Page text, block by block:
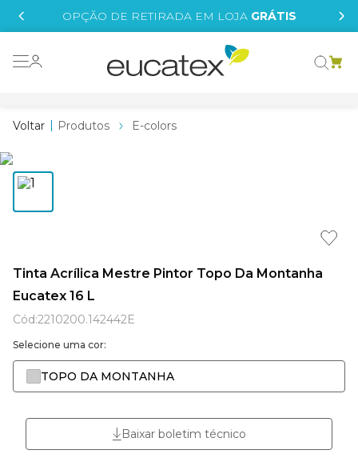
OPÇÃO DE RETIRADA EM LOJA GRÁTIS
Produtos E-colors
Tinta Acrílica Mestre Pintor Topo Da Montanha
Eucatex 16 L
Cód:2210200.142442E
Selecione uma cor:
TOPO DA MONTANHA
Baixar boletim técnico
tinta
tinta